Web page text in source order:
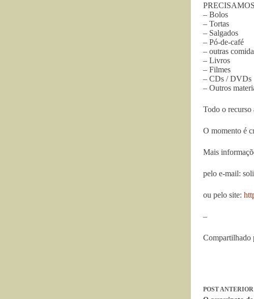
– Bolos
– Tortas
– Salgados
– Pó-de-café
– outras
– Livros
– Filmes
– CDs / DVDs
– Outros
Todo o recurso
O momento é
Mais
pelo e-mail:
ou pelo site:
–
Compartilhado
POSTANTERIOR